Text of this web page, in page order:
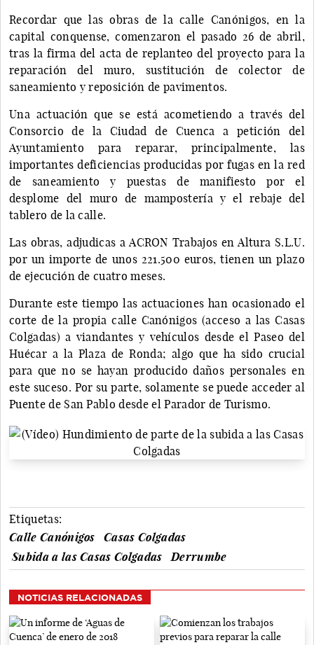
Recordar que las obras de la calle Canónigos, en la
capital conquense, comenzaron el pasado 26 de abril,
tras la firma del acta de replanteo del proyecto para la
reparación del muro, sustitución de colector de
saneamiento y reposición de pavimentos.
Una actuación que se está acometiendo a través del
Consorcio de la Ciudad de Cuenca a petición del
Ayuntamiento para reparar, principalmente, las
importantes deficiencias producidas por fugas en la red
de saneamiento y puestas de manifiesto por el
desplome del muro de mampostería y el rebaje del
tablero de la calle.
Las obras, adjudicas a ACRON Trabajos en Altura S.L.U.
por un importe de unos 221.500 euros, tienen un plazo
de ejecución de cuatro meses.
Durante este tiempo las actuaciones han ocasionado el
corte de la propia calle Canónigos (acceso a las Casas
Colgadas) a viandantes y vehículos desde el Paseo del
Huécar a la Plaza de Ronda; algo que ha sido crucial
para que no se hayan producido daños personales en
este suceso. Por su parte, solamente se puede acceder al
Puente de San Pablo desde el Parador de Turismo.
Etiquetas:
Calle Canónigos
Casas Colgadas
Subida a las Casas Colgadas
Derrumbe
NOTICIAS RELACIONADAS